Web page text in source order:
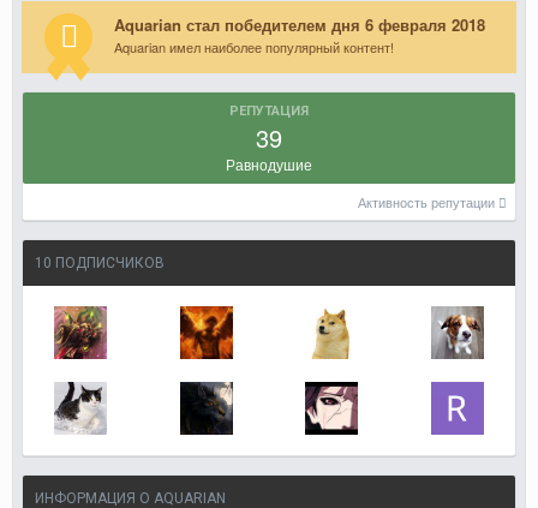
Aquarian стал победителем дня 6 февраля 2018
Aquarian имел наиболее популярный контент!
РЕПУТАЦИЯ
39
Равнодушие
Активность репутации
10 ПОДПИСЧИКОВ
ИНФОРМАЦИЯ О AQUARIAN